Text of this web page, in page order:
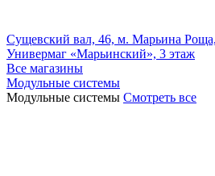
Сущевский вал, 46, м. Марьина Роща,
Универмаг «Марьинский», 3 этаж
Все магазины
Модульные системы
Модульные системы Смотреть все